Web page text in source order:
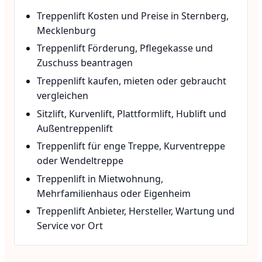
Treppenlift Kosten und Preise in Sternberg,
Mecklenburg
Treppenlift Förderung, Pflegekasse und
Zuschuss beantragen
Treppenlift kaufen, mieten oder gebraucht
vergleichen
Sitzlift, Kurvenlift, Plattformlift, Hublift und
Außentreppenlift
Treppenlift für enge Treppe, Kurventreppe
oder Wendeltreppe
Treppenlift in Mietwohnung,
Mehrfamilienhaus oder Eigenheim
Treppenlift Anbieter, Hersteller, Wartung und
Service vor Ort